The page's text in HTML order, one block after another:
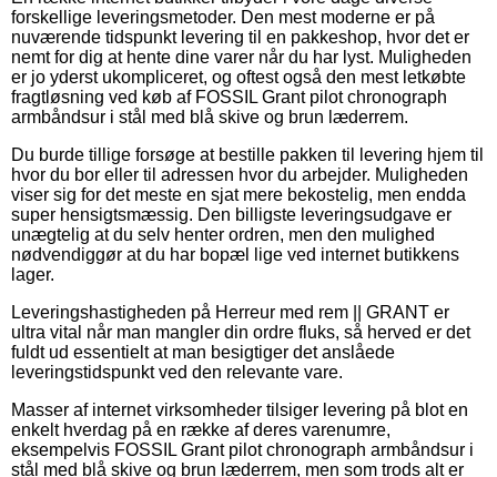
forskellige leveringsmetoder. Den mest moderne er på
nuværende tidspunkt levering til en pakkeshop, hvor det er
nemt for dig at hente dine varer når du har lyst. Muligheden
er jo yderst ukompliceret, og oftest også den mest letkøbte
fragtløsning ved køb af FOSSIL Grant pilot chronograph
armbåndsur i stål med blå skive og brun læderrem.
Du burde tillige forsøge at bestille pakken til levering hjem til
hvor du bor eller til adressen hvor du arbejder. Muligheden
viser sig for det meste en sjat mere bekostelig, men endda
super hensigtsmæssig. Den billigste leveringsudgave er
unægtelig at du selv henter ordren, men den mulighed
nødvendiggør at du har bopæl lige ved internet butikkens
lager.
Leveringshastigheden på Herreur med rem || GRANT er
ultra vital når man mangler din ordre fluks, så herved er det
fuldt ud essentielt at man besigtiger det anslåede
leveringstidspunkt ved den relevante vare.
Masser af internet virksomheder tilsiger levering på blot en
enkelt hverdag på en række af deres varenumre,
eksempelvis FOSSIL Grant pilot chronograph armbåndsur i
stål med blå skive og brun læderrem, men som trods alt er